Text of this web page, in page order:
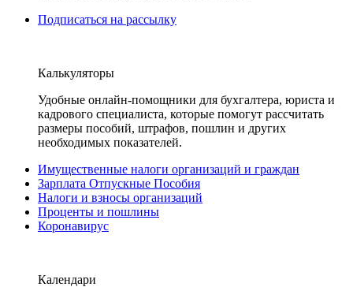
Подписаться на рассылку
Калькуляторы
Удобные онлайн-помощники для бухгалтера, юриста и
кадрового специалиста, которые помогут рассчитать
размеры пособий, штрафов, пошлин и других
необходимых показателей.
Имущественные налоги организаций и граждан
Зарплата Отпускные Пособия
Налоги и взносы организаций
Проценты и пошлины
Коронавирус
Календари